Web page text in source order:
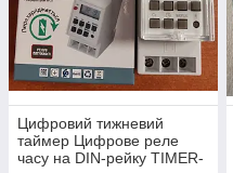
Цифровий тижневий
таймер Цифрове реле
часу на DIN-рейку TIMER-